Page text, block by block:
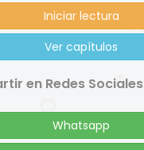
Iniciar lectura
Ver capítulos
en Redes Sociales
Whatsapp